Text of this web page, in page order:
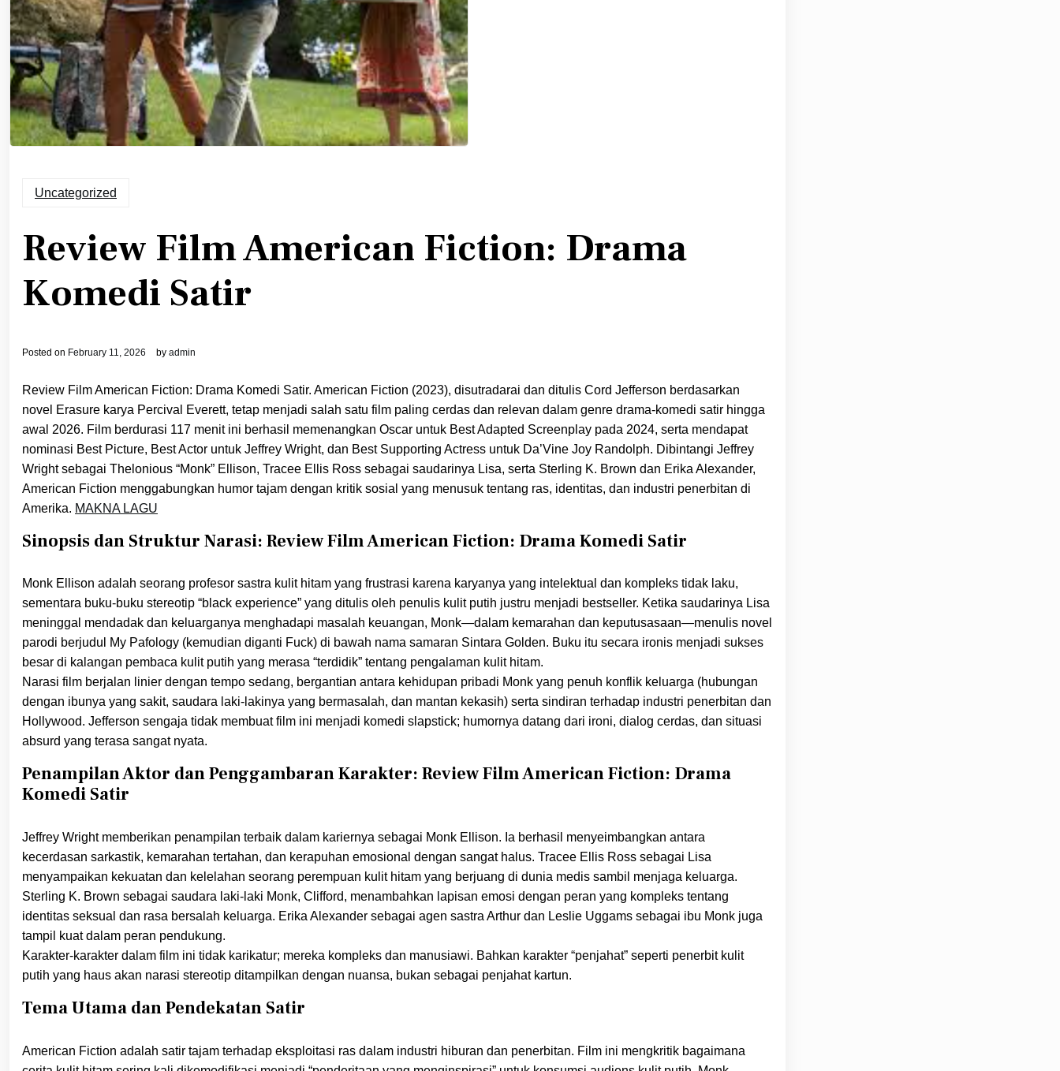
Uncategorized
Review Film American Fiction: Drama
Komedi Satir
Posted on February 11, 2026 by admin
Review Film American Fiction: Drama Komedi Satir. American Fiction (2023), disutradarai dan ditulis Cord Jefferson berdasarkan
novel Erasure karya Percival Everett, tetap menjadi salah satu film paling cerdas dan relevan dalam genre drama-komedi satir hingga
awal 2026. Film berdurasi 117 menit ini berhasil memenangkan Oscar untuk Best Adapted Screenplay pada 2024, serta mendapat
nominasi Best Picture, Best Actor untuk Jeffrey Wright, dan Best Supporting Actress untuk Da’Vine Joy Randolph. Dibintangi Jeffrey
Wright sebagai Thelonious “Monk” Ellison, Tracee Ellis Ross sebagai saudarinya Lisa, serta Sterling K. Brown dan Erika Alexander,
American Fiction menggabungkan humor tajam dengan kritik sosial yang menusuk tentang ras, identitas, dan industri penerbitan di
Amerika. MAKNA LAGU
Sinopsis dan Struktur Narasi: Review Film American Fiction: Drama Komedi Satir
Monk Ellison adalah seorang profesor sastra kulit hitam yang frustrasi karena karyanya yang intelektual dan kompleks tidak laku,
sementara buku-buku stereotip “black experience” yang ditulis oleh penulis kulit putih justru menjadi bestseller. Ketika saudarinya Lisa
meninggal mendadak dan keluarganya menghadapi masalah keuangan, Monk—dalam kemarahan dan keputusasaan—menulis novel
parodi berjudul My Pafology (kemudian diganti Fuck) di bawah nama samaran Sintara Golden. Buku itu secara ironis menjadi sukses
besar di kalangan pembaca kulit putih yang merasa “terdidik” tentang pengalaman kulit hitam.
Narasi film berjalan linier dengan tempo sedang, bergantian antara kehidupan pribadi Monk yang penuh konflik keluarga (hubungan
dengan ibunya yang sakit, saudara laki-lakinya yang bermasalah, dan mantan kekasih) serta sindiran terhadap industri penerbitan dan
Hollywood. Jefferson sengaja tidak membuat film ini menjadi komedi slapstick; humornya datang dari ironi, dialog cerdas, dan situasi
absurd yang terasa sangat nyata.
Penampilan Aktor dan Penggambaran Karakter: Review Film American Fiction: Drama
Komedi Satir
Jeffrey Wright memberikan penampilan terbaik dalam kariernya sebagai Monk Ellison. Ia berhasil menyeimbangkan antara
kecerdasan sarkastik, kemarahan tertahan, dan kerapuhan emosional dengan sangat halus. Tracee Ellis Ross sebagai Lisa
menyampaikan kekuatan dan kelelahan seorang perempuan kulit hitam yang berjuang di dunia medis sambil menjaga keluarga.
Sterling K. Brown sebagai saudara laki-laki Monk, Clifford, menambahkan lapisan emosi dengan peran yang kompleks tentang
identitas seksual dan rasa bersalah keluarga. Erika Alexander sebagai agen sastra Arthur dan Leslie Uggams sebagai ibu Monk juga
tampil kuat dalam peran pendukung.
Karakter-karakter dalam film ini tidak karikatur; mereka kompleks dan manusiawi. Bahkan karakter “penjahat” seperti penerbit kulit
putih yang haus akan narasi stereotip ditampilkan dengan nuansa, bukan sebagai penjahat kartun.
Tema Utama dan Pendekatan Satir
American Fiction adalah satir tajam terhadap eksploitasi ras dalam industri hiburan dan penerbitan. Film ini mengkritik bagaimana